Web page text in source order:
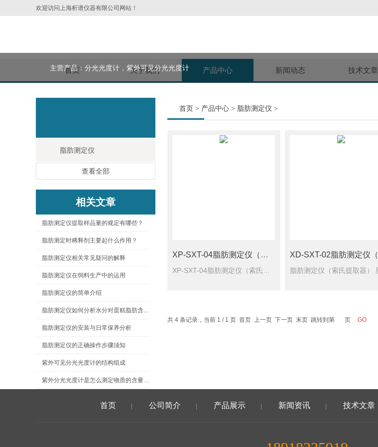
欢迎访问上海析谱仪器有限公司网站！
首页 关于我们 产品中心 新闻动态 技术文章
主营产品：分光光度计，紫外可见分光光度计
脂肪测定仪
查看全部
相关文章
脂肪测定仪提取样品量的规定有哪些？
脂肪测定时稀释剂主要起什么作用？
脂肪测定仪相关常见疑问的解释
脂肪测定仪在饲料生产中的运用
脂肪测定仪的简单介绍
脂肪测定仪如何分析水分对蛋糕脂肪含量影响？
脂肪测定仪的安装与日常保养分析
脂肪测定仪的正确操作步骤须知
紫外可见分光光度计的结构组成
紫外分光光度计是怎么测定物质的含量的？
首页 > 产品中心 > 脂肪测定仪 >
XP-SXT-04脂肪测定仪（索氏提取器）
XP-SXT-04脂肪测定仪（索氏提取器） 脂肪测定仪设计合理、性能稳定、精确度高、操作省力、省时，提取方法符合国家（GB5512-85）标准，各项指标及性能都达进口同类产品的要求。
共 4 条记录，当前 1 / 1 页 首页 上一页 下一页 末页 跳转到第 页
首页 公司简介 产品展示 新闻资讯 技术文章